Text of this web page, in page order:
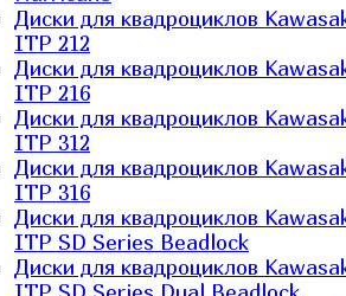
Диски для квадроциклов
ITP 212
Диски для квадроциклов
ITP 216
Диски для квадроциклов
ITP 312
Диски для квадроциклов
ITP 316
Диски для квадроциклов
ITP SD Series Beadlock
Диски для квадроциклов